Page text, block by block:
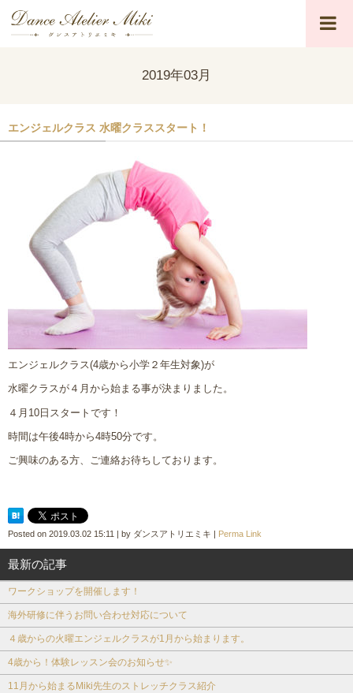
2019年03月
エンジェルクラス 水曜クラススタート！
エンジェルクラス(4歳から小学２年生対象)が
水曜クラスが４月から始まる事が決まりました。
４月10日スタートです！
時間は午後4時から4時50分です。
ご興味のある方、ご連絡お待ちしております。
Posted on 2019.03.02 15:11 by ダンスアトリエミキ Perma Link
最新の記事
ワークショップを開催します！
海外研修に伴うお問い合わせ対応について
４歳からの火曜エンジェルクラスが1月から始まります。
4歳から！体験レッスン会のお知らせ✨
11月から始まるMiki先生のストレッチクラス紹介